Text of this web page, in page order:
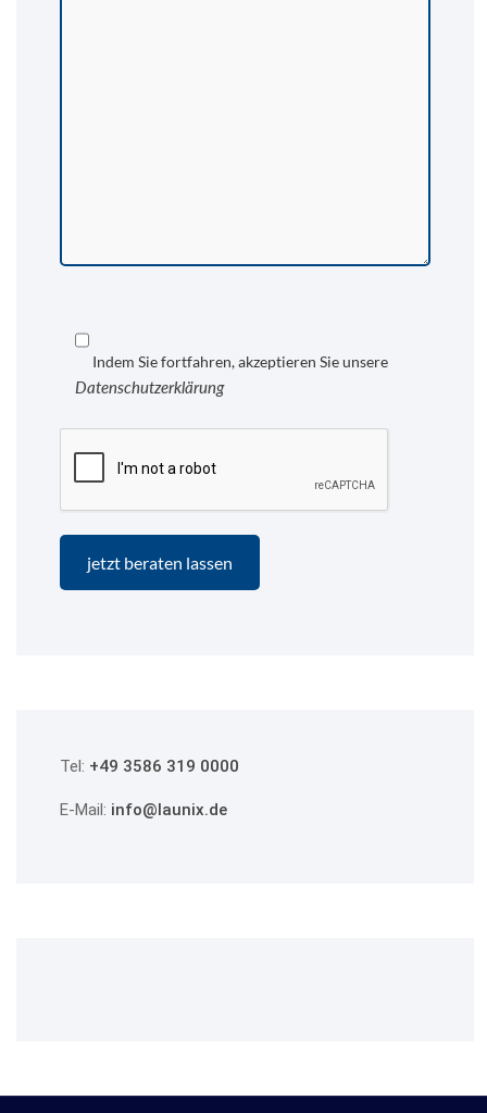
Indem Sie fortfahren, akzeptieren Sie unsere
Datenschutzerklärung
Tel: +49 3586 319 0000
E-Mail: info@launix.de